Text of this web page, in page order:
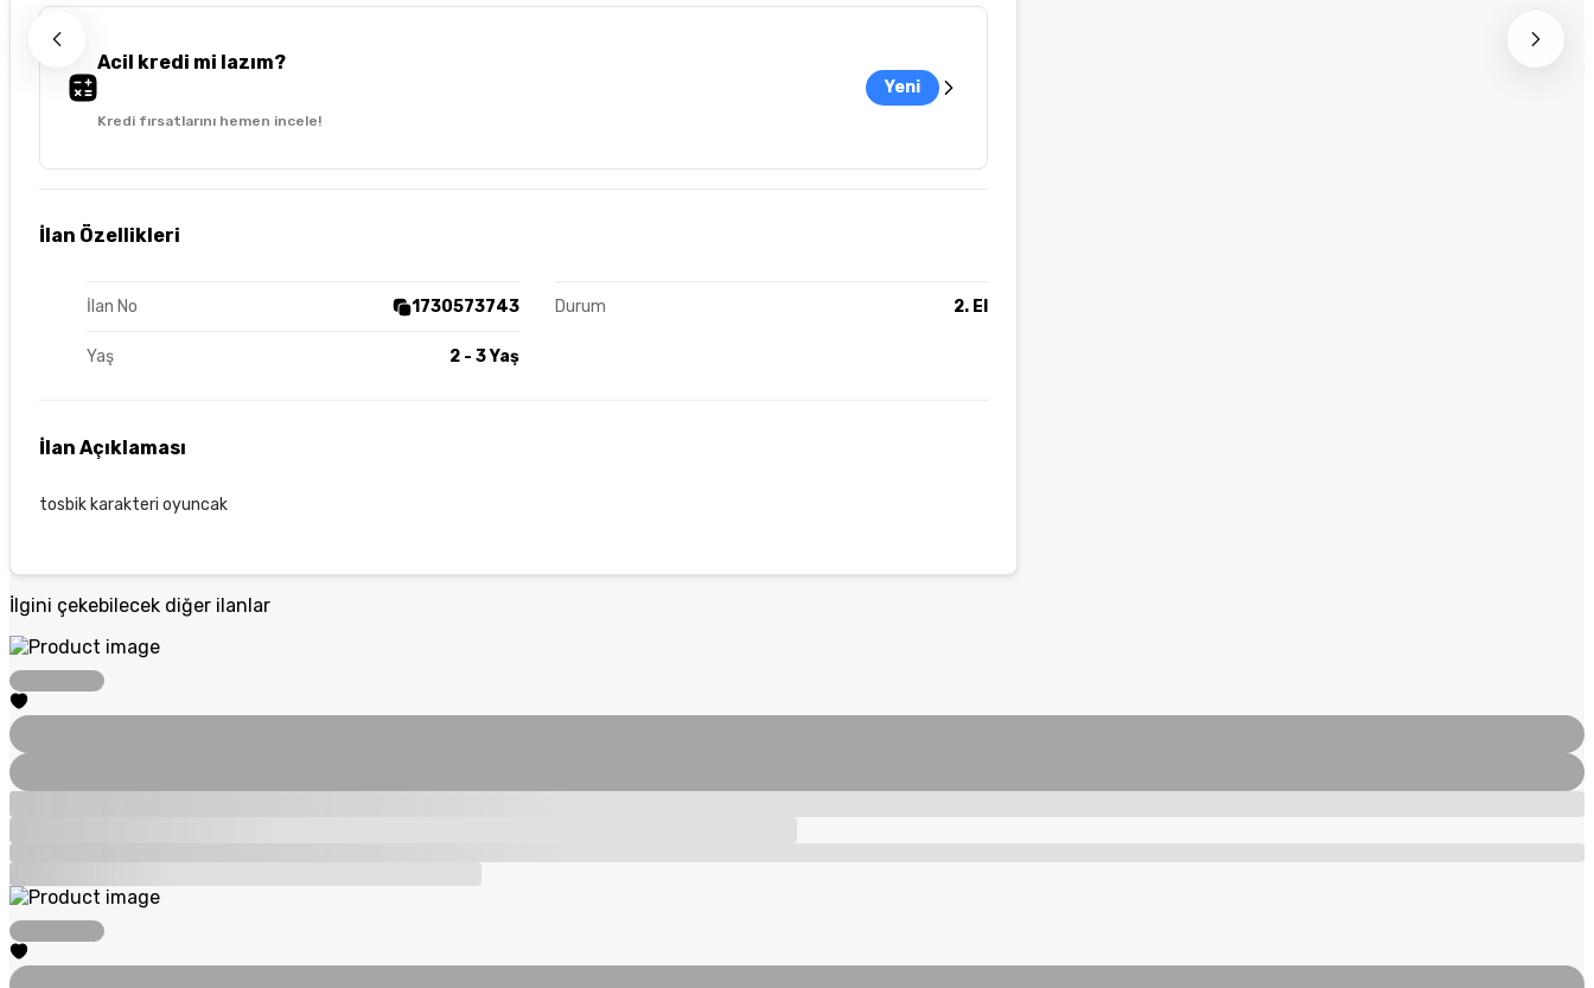
Acil kredi mi lazım?
Kredi fırsatlarını hemen incele!
Yeni
İlan Özellikleri
İlan No 1730573743 Durum 2. El
Yaş 2 - 3 Yaş
İlan Açıklaması
tosbik karakteri oyuncak
İlgini çekebilecek diğer ilanlar